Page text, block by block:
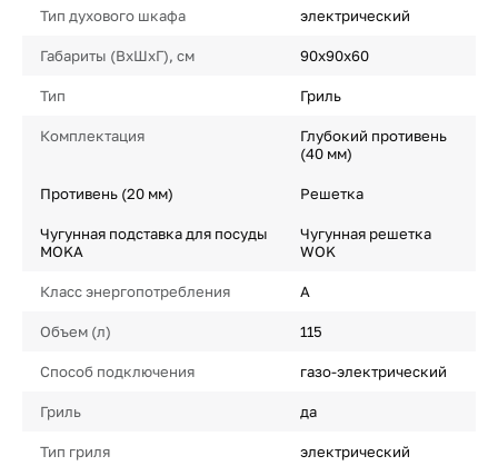
Тип духового шкафа электрический
Габариты (ВхШхГ), см 90х90х60
Тип Гриль
Комплектация
Глубокий противень
(40 мм)
Противень (20 мм) Решетка
Чугунная подставка для посуды
MOKA
Чугунная решетка
WOK
Класс энергопотребления A
Объем (л) 115
Способ подключения газо-электрический
Гриль да
Тип гриля электрический